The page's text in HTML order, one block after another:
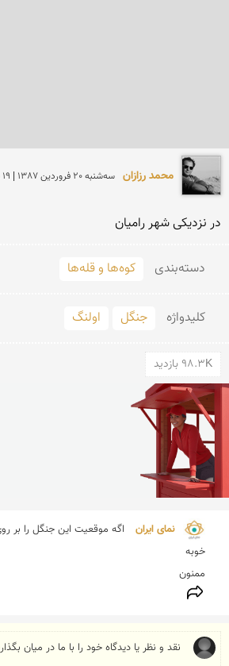
محمد رزازان سه‌شنبه 20 فروردين 1387 | 19 سال پیش
در نزدیكی شهر رامیان
دسته‌بندی کوه‌ها و قله‌ها
کلید‌واژه جنگل اولنگ
98.3K بازدید
نمای ایران
ممنون